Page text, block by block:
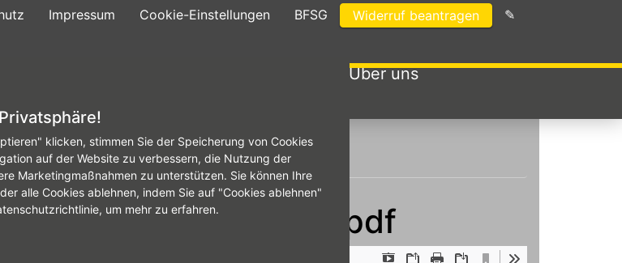
klicken, stimmen Sie der Speicherung von Cookies
auf der Website zu verbessern, die Nutzung der
Marketingmaßnahmen zu unterstützen. Sie können Ihre
alle Cookies ablehnen, indem Sie auf "Cookies ablehnen"
um mehr zu erfahren.
Über uns
Impressum Cookie-Einstellungen BFSG Widerruf beantragen ✎